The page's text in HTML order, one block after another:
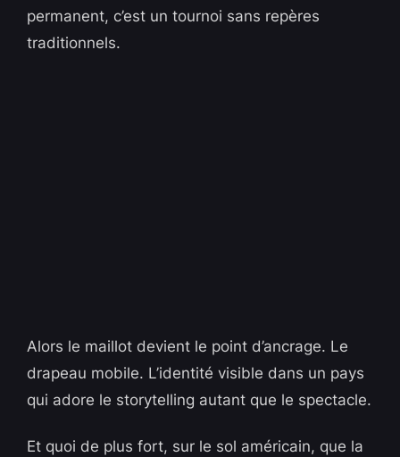
permanent, c’est un tournoi sans repères
traditionnels.
Alors le maillot devient le point d’ancrage. Le
drapeau mobile. L’identité visible dans un pays
qui adore le storytelling autant que le spectacle.
Et quoi de plus fort, sur le sol américain, que la